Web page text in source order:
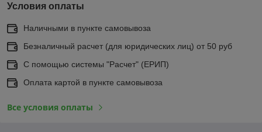
Условия оплаты
Наличными в пункте самовывоза
Безналичный расчет (для юридических лиц) от 50 руб
С помощью системы "Расчет" (ЕРИП)
Оплата картой в пункте самовывоза
Все условия оплаты